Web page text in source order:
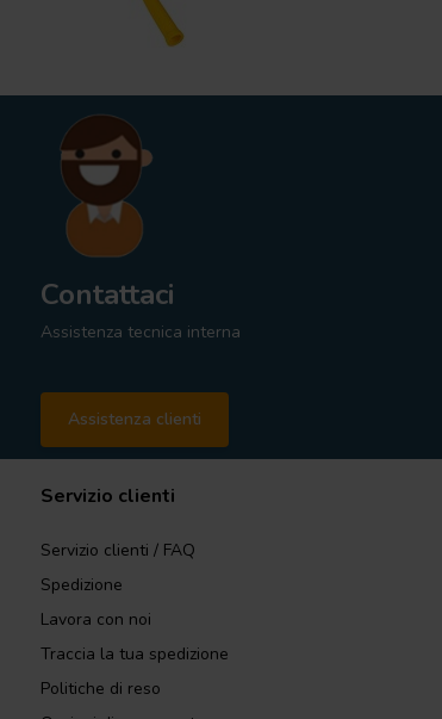
Contattaci
Assistenza tecnica interna
Assistenza clienti
Servizio clienti
Servizio clienti / FAQ
Spedizione
Lavora con noi
Traccia la tua spedizione
Politiche di reso